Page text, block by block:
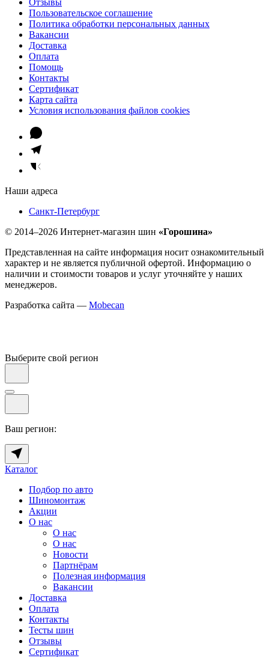
Отзывы
Пользовательское соглашение
Политика обработки персональных данных
Вакансии
Доставка
Оплата
Помощь
Контакты
Сертификат
Карта сайта
Условия использования файлов cookies
Наши адреса
Санкт-Петербург
© 2014–2026 Интернет-магазин шин «Горошина»
Представленная на сайте информация носит ознакомительный
характер и не является публичной офертой. Информацию о
наличии и стоимости товаров и услуг уточняйте у наших
менеджеров.
Разработка сайта — Mobecan
Выберите свой регион
Ваш регион:
Каталог
Подбор по авто
Шиномонтаж
Акции
О нас
О нас
О нас
Новости
Партнёрам
Полезная информация
Вакансии
Доставка
Оплата
Контакты
Тесты шин
Отзывы
Сертификат